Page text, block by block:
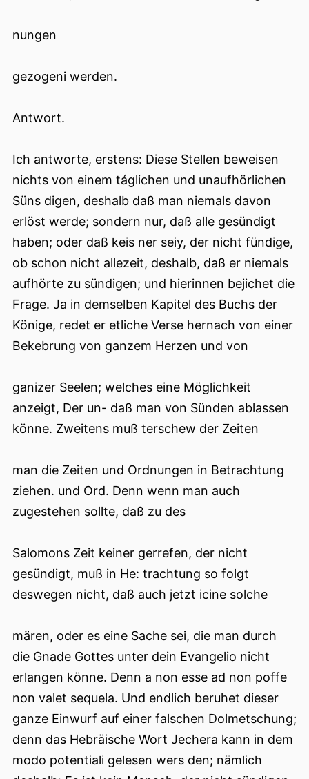
nungen
gezogeni werden.
Antwort.
Ich antworte, erstens: Diese Stellen beweisen
nichts von einem táglichen und unaufhörlichen
Süns digen, deshalb daß man niemals davon
erlöst werde; sondern nur, daß alle gesündigt
haben; oder daß keis ner seiy, der nicht fündige,
ob schon nicht allezeit, deshalb, daß er niemals
aufhörte zu sündigen; und hierinnen bejichet die
Frage. Ja in demselben Kapitel des Buchs der
Könige, redet er etliche Verse hernach von einer
Bekebrung von ganzem Herzen und von
ganizer Seelen; welches eine Möglichkeit
anzeigt, Der un- daß man von Sünden ablassen
könne. Zweitens muß terschew der Zeiten
man die Zeiten und Ordnungen in Betrachtung
ziehen. und Ord. Denn wenn man auch
zugestehen sollte, daß zu des
Salomons Zeit keiner gerrefen, der nicht
gesündigt, muß in He: trachtung so folgt
deswegen nicht, daß auch jetzt icine solche
mären, oder es eine Sache sei, die man durch
die Gnade Gottes unter dein Evangelio nicht
erlangen könne. Denn a non esse ad non poffe
non valet sequela. Und endlich beruhet dieser
ganze Einwurf auf einer falschen Dolmetschung;
denn das Hebräische Wort Jechera kann in dem
modo potentiali gelesen wers den; nämlich